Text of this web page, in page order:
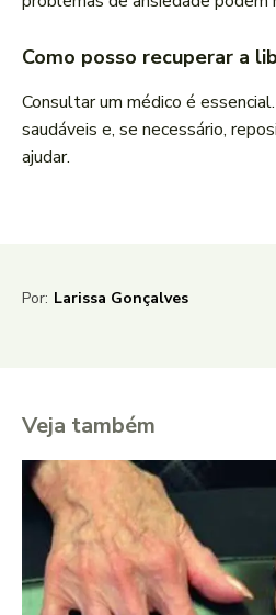
Como posso recuperar a
Consultar um médico é
saudáveis e, se necessário,
ajudar.
Por: Larissa Gonçalves
Veja também